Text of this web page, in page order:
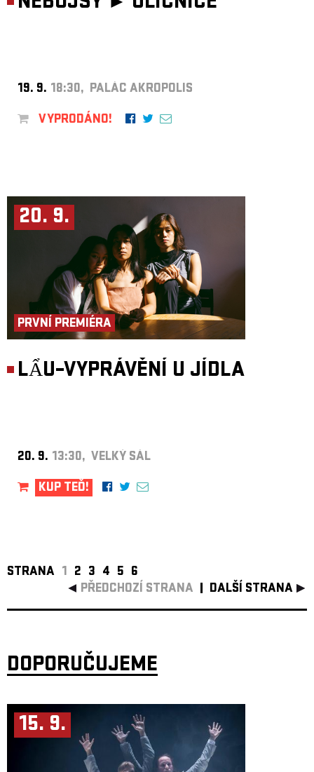
19. 9. 18:30, PALÁC AKROPOLIS
VYPRODÁNO!
20. 9.
PRVNÍ PREMIÉRA
LẨU–VYPRÁVĚNÍ U JÍDLA
20. 9. 13:30, VELKÝ SÁL
KUP TEĎ!
STRANA 1 2 3 4 5 6
PŘEDCHOZÍ STRANA
DALŠÍ STRANA
DOPORUČUJEME
15. 9.